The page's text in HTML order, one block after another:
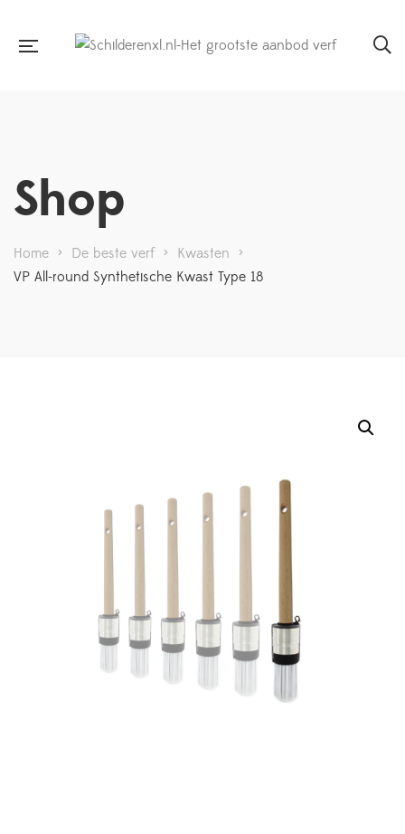
Shop
Home > De beste verf > Kwasten >
VP All-round Synthetische Kwast Type 18